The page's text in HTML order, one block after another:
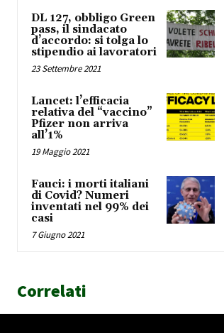
DL 127, obbligo Green
pass, il sindacato
d’accordo: si tolga lo
stipendio ai lavoratori
23 Settembre 2021
Lancet: l’efficacia
relativa del “vaccino”
Pfizer non arriva
all’1%
19 Maggio 2021
Fauci: i morti italiani
di Covid? Numeri
inventati nel 99% dei
casi
7 Giugno 2021
Correlati